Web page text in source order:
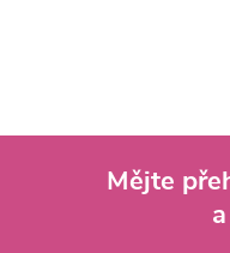
Mějte